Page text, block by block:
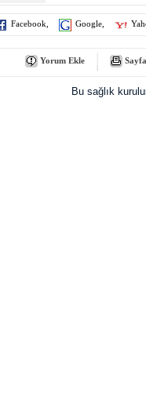
Facebook Google
Yorum Ekle
Bu sağlık